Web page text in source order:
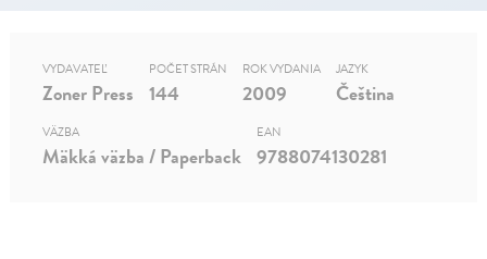
VYDAVATEĽ
Zoner Press
POČET STRÁN
144
ROK VYDANIA
2009
JAZYK
Čeština
VÄZBA
Mäkká väzba / Paperback
EAN
9788074130281